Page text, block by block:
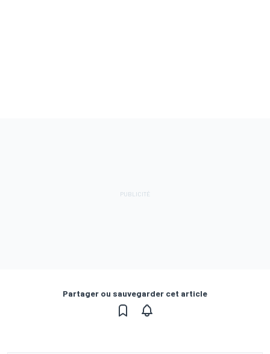
Partager ou sauvegarder cet article